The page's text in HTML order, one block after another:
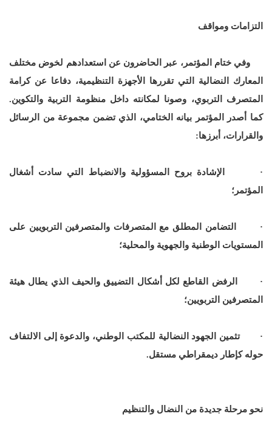
التزامات ومواقف
وفي ختام المؤتمر، عبر الحاضرون عن استعدادهم لخوض مختلف
المعارك النضالية التي تقررها الأجهزة التنظيمية، دفاعا عن كرامة
المتصرف التربوي، وصونا لمكانته داخل منظومة التربية والتكوين.
كما أصدر المؤتمر بيانه الختامي، الذي تضمن مجموعة من الرسائل
والقرارات، أبرزها:
· الإشادة بروح المسؤولية والانضباط التي سادت أشغال
المؤتمر؛
· التضامن المطلق مع المتصرفات والمتصرفين التربويين على
المستويات الوطنية والجهوية والمحلية؛
· الرفض القاطع لكل أشكال التضييق والحيف الذي يطال هيئة
المتصرفين التربويين؛
· تثمين الجهود النضالية للمكتب الوطني، والدعوة إلى الالتفاف
حوله كإطار ديمقراطي مستقل.
نحو مرحلة جديدة من النضال والتنظيم